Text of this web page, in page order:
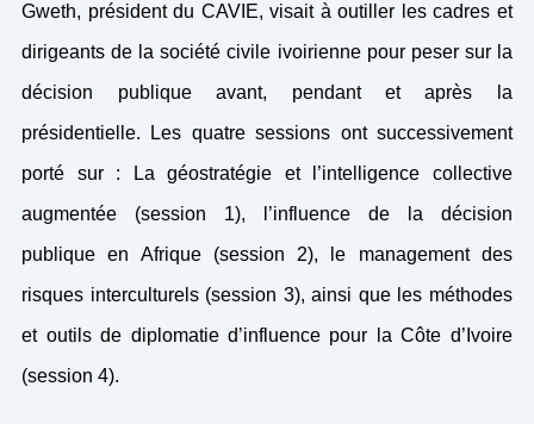
Gweth, président du CAVIE, visait à outiller les cadres et
dirigeants de la société civile ivoirienne pour peser sur la
décision publique avant, pendant et après la
présidentielle. Les quatre sessions ont successivement
porté sur : La géostratégie et l’intelligence collective
augmentée (session 1), l’influence de la décision
publique en Afrique (session 2), le management des
risques interculturels (session 3), ainsi que les méthodes
et outils de diplomatie d’influence pour la Côte d’Ivoire
(session 4).